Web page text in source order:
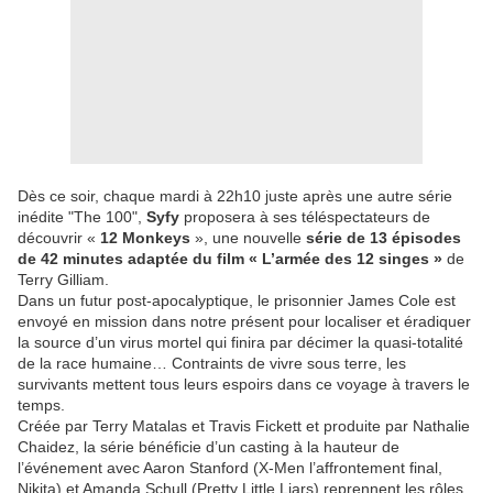
Dès ce soir, chaque mardi à 22h10 juste après une autre série
inédite "The 100", Syfy proposera à ses téléspectateurs de
découvrir « 12 Monkeys », une nouvelle série de 13 épisodes
de 42 minutes adaptée du film « L’armée des 12 singes » de
Terry Gilliam.
Dans un futur post-apocalyptique, le prisonnier James Cole est
envoyé en mission dans notre présent pour localiser et éradiquer
la source d’un virus mortel qui finira par décimer la quasi-totalité
de la race humaine… Contraints de vivre sous terre, les
survivants mettent tous leurs espoirs dans ce voyage à travers le
temps.
Créée par Terry Matalas et Travis Fickett et produite par Nathalie
Chaidez, la série bénéficie d’un casting à la hauteur de
l’événement avec Aaron Stanford (X-Men l’affrontement final,
Nikita) et Amanda Schull (Pretty Little Liars) reprennent les rôles